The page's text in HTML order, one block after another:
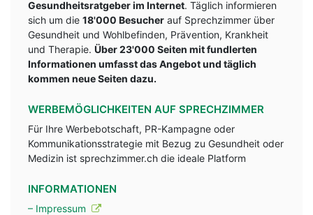
Gesundheitsratgeber im Internet. Täglich informieren
sich um die 18'000 Besucher auf Sprechzimmer über
Gesundheit und Wohlbefinden, Prävention, Krankheit
und Therapie. Über 23'000 Seiten mit fundlerten
Informationen umfasst das Angebot und täglich
kommen neue Seiten dazu.
WERBEMÖGLICHKEITEN AUF SPRECHZIMMER
Für Ihre Werbebotschaft, PR-Kampagne oder
Kommunikationsstrategie mit Bezug zu Gesundheit oder
Medizin ist sprechzimmer.ch die ideale Platform
INFORMATIONEN
– Impressum